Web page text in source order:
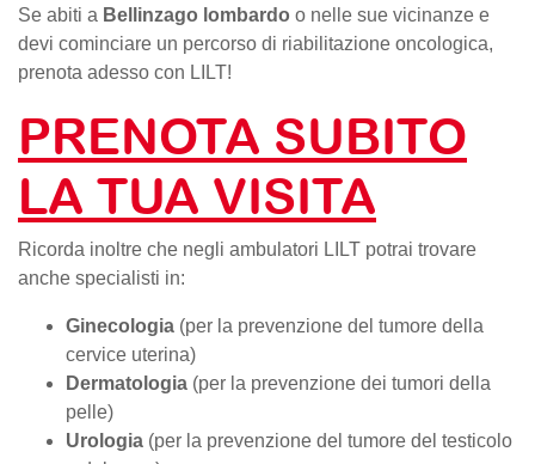
Se abiti a Bellinzago lombardo o nelle sue vicinanze e
devi cominciare un percorso di riabilitazione oncologica,
prenota adesso con LILT!
PRENOTA SUBITO
LA TUA VISITA
Ricorda inoltre che negli ambulatori LILT potrai trovare
anche specialisti in:
Ginecologia (per la prevenzione del tumore della
cervice uterina)
Dermatologia (per la prevenzione dei tumori della
pelle)
Urologia (per la prevenzione del tumore del testicolo